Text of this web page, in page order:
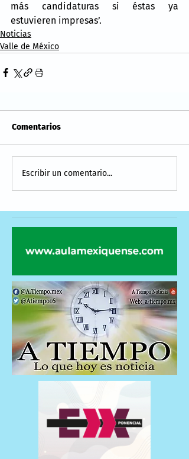
más candidaturas si éstas ya
estuvieren impresas’.
Noticias
Valle de México
Comentarios
Escribir un comentario...